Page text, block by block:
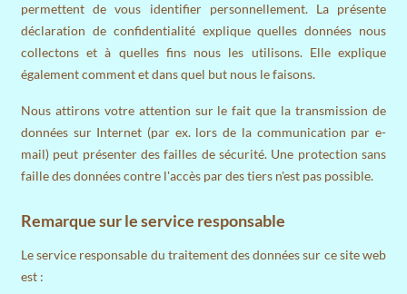
permettent de vous identifier personnellement. La présente
déclaration de confidentialité explique quelles données nous
collectons et à quelles fins nous les utilisons. Elle explique
également comment et dans quel but nous le faisons.
Nous attirons votre attention sur le fait que la transmission de
données sur Internet (par ex. lors de la communication par e-
mail) peut présenter des failles de sécurité. Une protection sans
faille des données contre l'accès par des tiers n'est pas possible.
Remarque sur le service responsable
Le service responsable du traitement des données sur ce site web
est :